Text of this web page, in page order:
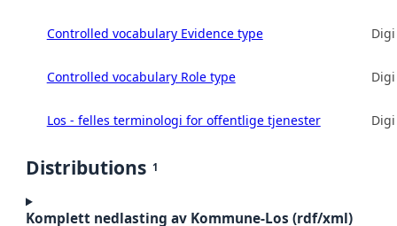
Controlled vocabulary Evidence type
Controlled vocabulary Role type
Los - felles terminologi for offentlige tjenester
Distributions 1
Komplett nedlasting av Kommune-Los (rdf/xml)